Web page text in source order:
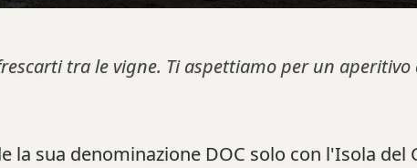
tra le vigne. Ti aspettiamo per un
la sua denominazione DOC solo con l'Isola del